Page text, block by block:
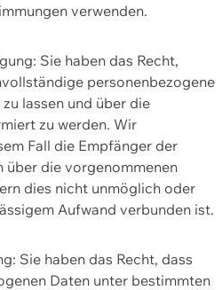
verwenden.
Sie haben das Recht,
personenbezogene
lassen und über die
zu werden. Wir
Fall die Empfänger der
über die vorgenommenen
dies nicht unmöglich oder
Aufwand verbunden ist.
Sie haben das Recht, dass
Daten unter bestimmten